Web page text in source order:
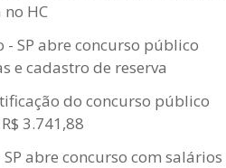
HC
- SP abre concurso público
e cadastro de reserva
do concurso público
3.741,88
abre concurso com salários